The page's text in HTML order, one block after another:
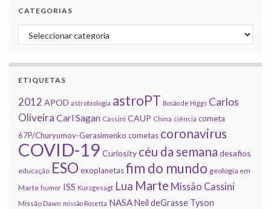
CATEGORIAS
Categorias
ETIQUETAS
2012 APOD astrobiologia astroPT Bosão de Higgs Carlos
Oliveira Carl Sagan Cassini CAUP China ciência cometa
67P/Churyumov-Gerasimenko cometas coronavirus
COVID-19 Curiosity céu da semana desafios
educação ESOexoplanetasfim do mundo geologia em
Marte humor ISS Kurzgesagt Lua Marte Missão Cassini
Missão Dawn missão Rosetta NASANeil deGrasse Tyson